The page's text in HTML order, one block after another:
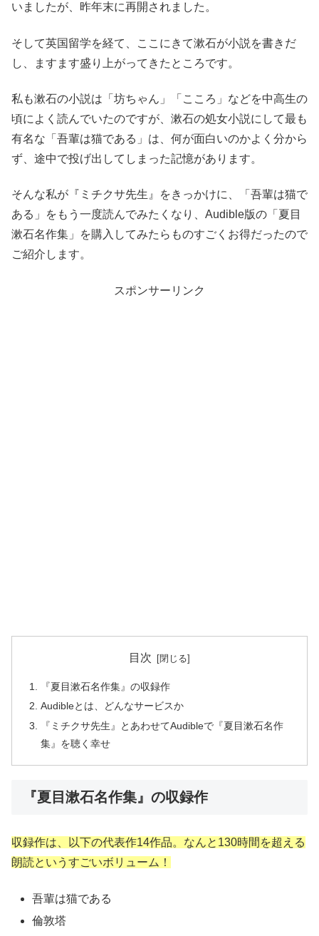
いましたが、昨年末に再開されました。
そして英国留学を経て、ここにきて漱石が小説を書きだ
し、ますます盛り上がってきたところです。
私も漱石の小説は「坊ちゃん」「こころ」などを中高生の
頃によく読んでいたのですが、漱石の処女小説にして最も
有名な「吾輩は猫である」は、何が面白いのかよく分から
ず、途中で投げ出してしまった記憶があります。
そんな私が『ミチクサ先生』をきっかけに、「吾輩は猫で
ある」をもう一度読んでみたくなり、Audible版の「夏目
漱石名作集」を購入してみたらものすごくお得だったので
ご紹介します。
スポンサーリンク
目次
『夏目漱石名作集』の収録作
Audibleとは、どんなサービスか
『ミチクサ先生』とあわせてAudibleで『夏目漱石名作
集』を聴く幸せ
『夏目漱石名作集』の収録作
収録作は、以下の代表作14作品。なんと130時間を超える
朗読というすごいボリューム！
吾輩は猫である
倫敦塔